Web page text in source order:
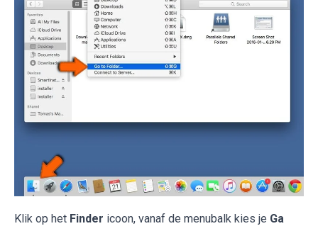
Klik op het Finder icoon, vanaf de menubalk kies je Ga